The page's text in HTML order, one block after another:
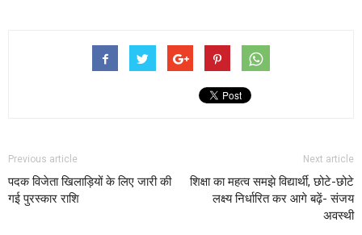
Previous article
पदक विजेता खिलाड़ियों के लिए जारी की
गई पुरस्कार राशि
Next article
शिक्षा का महत्व समझे विद्यार्थी, छोटे-छोटे
लक्ष्य निर्धारित कर आगे बढ़ें- संजय
अवस्थी